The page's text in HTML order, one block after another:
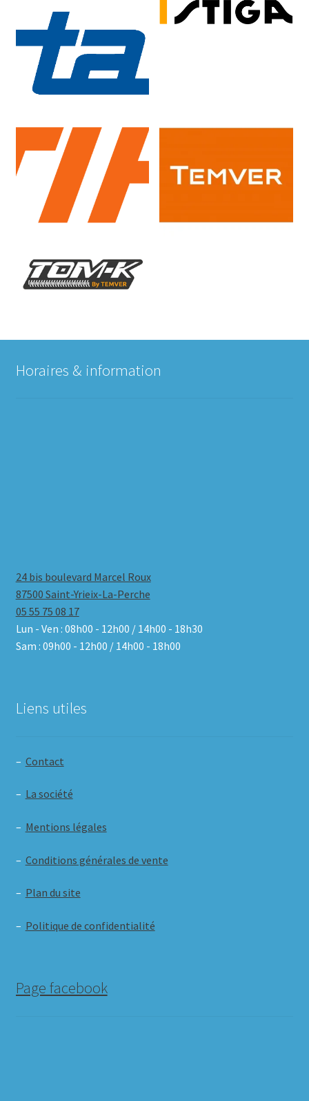
Horaires & information
24 bis boulevard Marcel Roux
87500 Saint-Yrieix-La-Perche
05 55 75 08 17
Lun - Ven : 08h00 - 12h00 / 14h00 - 18h30
Sam : 09h00 - 12h00 / 14h00 - 18h00
Liens utiles
– Contact
– La société
– Mentions légales
– Conditions générales de vente
– Plan du site
– Politique de confidentialité
Page facebook